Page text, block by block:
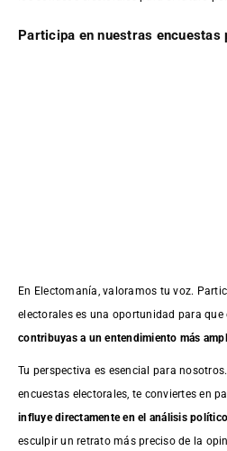
Participa en nuestras encuestas
En Electomanía, valoramos tu voz.
electorales es una oportunidad para que
contribuyas a un entendimiento más
Tu perspectiva es esencial para
encuestas electorales, te conviertes en
influye directamente en el análisis político
esculpir un retrato más preciso de la